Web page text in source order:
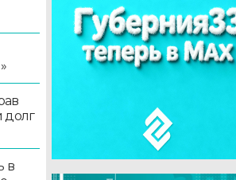
долг
в